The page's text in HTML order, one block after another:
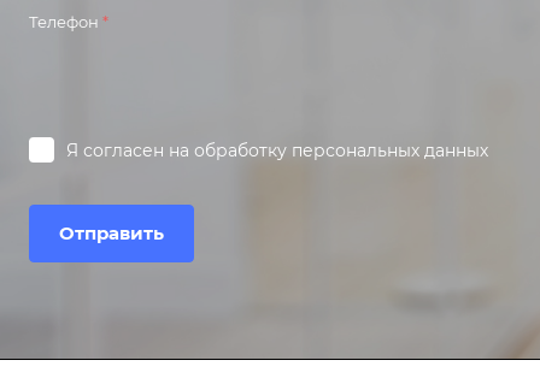
Телефон *
Я согласен на обработку персональных данных
Отправить